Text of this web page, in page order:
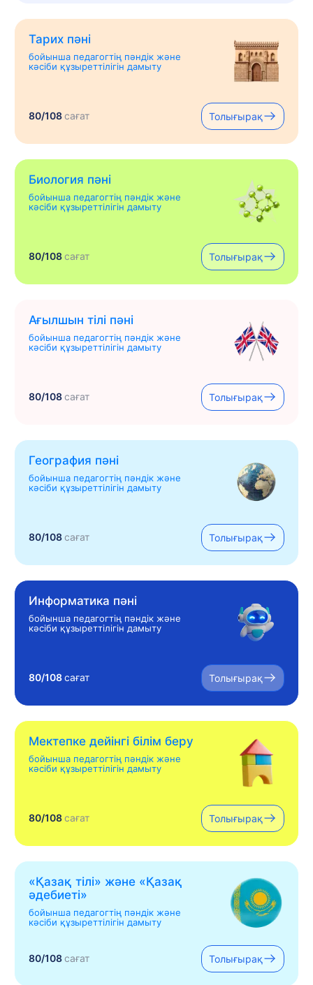
Тарих пәні
бойынша педагогтің пәндік және
кәсіби құзыреттілігін дамыту
80/108сағат Толығырақ
Биология пәні
бойынша педагогтің пәндік және
кәсіби құзыреттілігін дамыту
80/108сағат Толығырақ
Ағылшын тілі пәні
бойынша педагогтің пәндік және
кәсіби құзыреттілігін дамыту
80/108сағат Толығырақ
География пәні
бойынша педагогтің пәндік және
кәсіби құзыреттілігін дамыту
80/108сағат Толығырақ
Информатика пәні
бойынша педагогтің пәндік және
кәсіби құзыреттілігін дамыту
80/108сағат Толығырақ
Мектепке дейінгі білім беру
бойынша педагогтің пәндік және
кәсіби құзыреттілігін дамыту
80/108сағат Толығырақ
«Қазақ тілі» жəне «Қазақ
əдебиеті»
бойынша педагогтің пәндік және
кәсіби құзыреттілігін дамыту
80/108сағат Толығырақ